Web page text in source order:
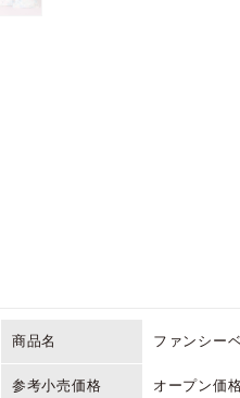
商品名 ファンシー
参考小売価格
オープン価